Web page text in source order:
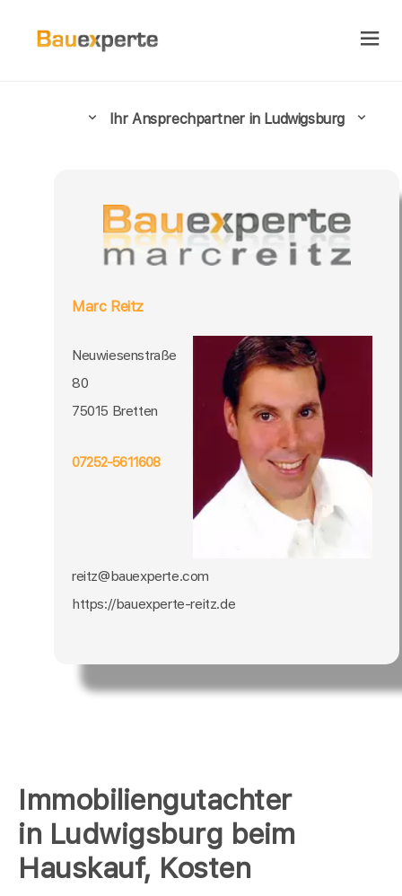
Immobiliengutachter
in Ludwigsburg beim
Hauskauf, Kosten
Ihr Ansprechpartner in Ludwigsburg
Marc Reitz
Neuwiesenstraße
80
75015 Bretten
07252-5611608
reitz@bauexperte.com
https://bauexperte-reitz.de